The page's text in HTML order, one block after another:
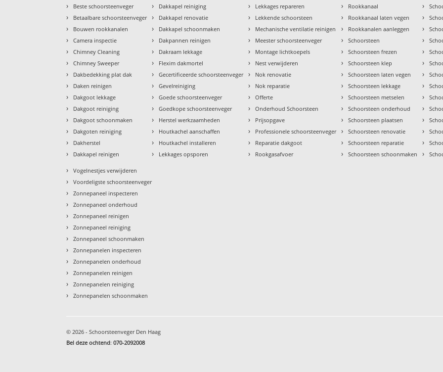
› Beste schoorsteenveger
› Betaalbare schoorsteenveger
› Bouwen rookkanalen
› Camera inspectie
› Chimney Cleaning
› Chimney Sweeper
› Dakbedekking plat dak
› Daken reinigen
› Dakgoot lekkage
› Dakgoot reiniging
› Dakgoot schoonmaken
› Dakgoten reiniging
› Dakherstel
› Dakkapel reinigen
› Dakkapel reiniging
› Dakkapel renovatie
› Dakkapel schoonmaken
› Dakpannen reinigen
› Dakraam lekkage
› Flexim dakmortel
› Gecertificeerde schoorsteenveger
› Gevelreiniging
› Goede schoorsteenveger
› Goedkope schoorsteenveger
› Herstel werkzaamheden
› Houtkachel aanschaffen
› Houtkachel installeren
› Lekkages opsporen
› Lekkages repareren
› Lekkende schoorsteen
› Mechanische ventilatie reinigen
› Meester schoorsteenveger
› Montage lichtkoepels
› Nest verwijderen
› Nok renovatie
› Nok reparatie
› Offerte
› Onderhoud Schoorsteen
› Prijsopgave
› Professionele schoorsteenveger
› Reparatie dakgoot
› Rookgasafvoer
› Rookkanaal
› Rookkanaal laten vegen
› Rookkanalen aanleggen
› Schoorsteen
› Schoorsteen frezen
› Schoorsteen klep
› Schoorsteen laten vegen
› Schoorsteen lekkage
› Schoorsteen metselen
› Schoorsteen onderhoud
› Schoorsteen plaatsen
› Schoorsteen renovatie
› Schoorsteen reparatie
› Schoorsteen schoonmaken
›
›
›
›
›
›
›
›
›
›
›
›
›
›
› Vogelnestjes verwijderen
› Voordeligste schoorsteenveger
› Zonnepaneel inspecteren
› Zonnepaneel onderhoud
› Zonnepaneel reinigen
› Zonnepaneel reiniging
› Zonnepaneel schoonmaken
› Zonnepanelen inspecteren
› Zonnepanelen onderhoud
› Zonnepanelen reinigen
› Zonnepanelen reiniging
› Zonnepanelen schoonmaken
© 2026 - Schoorsteenveger Den Haag
Bel deze ochtend:070-2092008